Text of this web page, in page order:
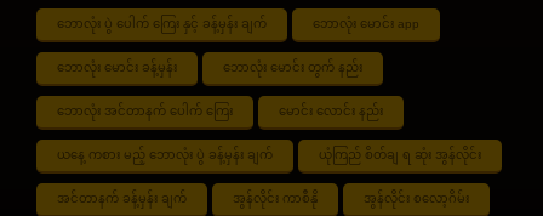
ဘောလုံး ပွဲ ပေါက် ကြေး နှင့် ခန့်မှန်း ချက် ဘောလုံး မောင်း app
ဘောလုံး မောင်း ခန့်မှန်း ဘောလုံး မောင်း တွက် နည်း
ဘောလုံး အင်တာနက် ပေါက် ကြေး မောင်း လောင်း နည်း
ယနေ့ ကစား မည့် ဘောလုံး ပွဲ ခန့်မှန်း ချက် ယုံကြည် စိတ်ချ ရ ဆုံး အွန်လိုင်း
အင်တာနက် ခန့်မှန်း ချက် အွန်လိုင်း ကာစီနို အွန်လိုင်း စလော့ဂိမ်း